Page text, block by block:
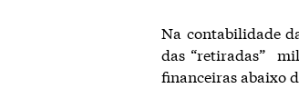
Na contabilidade
das “retiradas”
financeiras abaixo